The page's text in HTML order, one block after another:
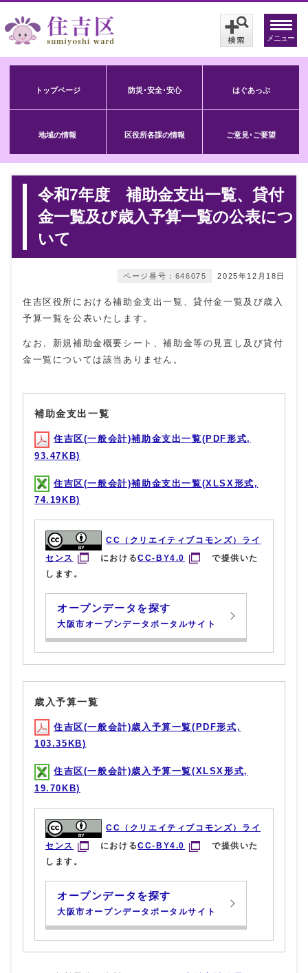
メニュー
トップページ 防災･安全･安心 はぐあっぷ
地域の情報 区役所各課の情報 ご意見･ご要望
令和7年度 補助金支出一覧、貸付
金一覧及び歳入予算一覧の公表につ
いて
2025年12月18日
ページ番号：646075
住吉区役所における補助金支出一覧、貸付金一覧及び歳入
予算一覧を公表いたします。
なお、新規補助金概要シート、補助金等の見直し及び貸付
金一覧については該当ありません。
補助金支出一覧
住吉区(一般会計)補助金支出一覧(PDF形式,
93.47KB)
住吉区(一般会計)補助金支出一覧(XLSX形式,
74.19KB)
CC（クリエイティブコモンズ）ライ
センス
におけるCC-BY4.0
で提供いた
します。
オープンデータを探す
大阪市オープンデータポータルサイト
歳入予算一覧
住吉区(一般会計)歳入予算一覧(PDF形式,
103.35KB)
住吉区(一般会計)歳入予算一覧(XLSX形式,
19.70KB)
CC（クリエイティブコモンズ）ライ
センス
におけるCC-BY4.0
で提供いた
します。
オープンデータを探す
大阪市オープンデータポータルサイト